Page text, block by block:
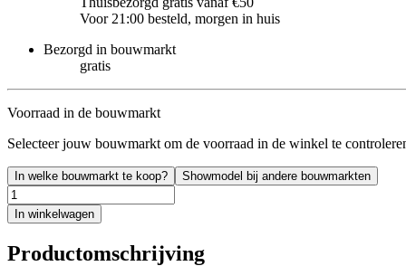
Voor 21:00 besteld, morgen in huis
Bezorgd in bouwmarkt
gratis
Voorraad in de bouwmarkt
Selecteer jouw bouwmarkt om de voorraad in de winkel te
In welke bouwmarkt te koop? Showmodel bij andere bouwmarkten
In winkelwagen
Productomschrijving